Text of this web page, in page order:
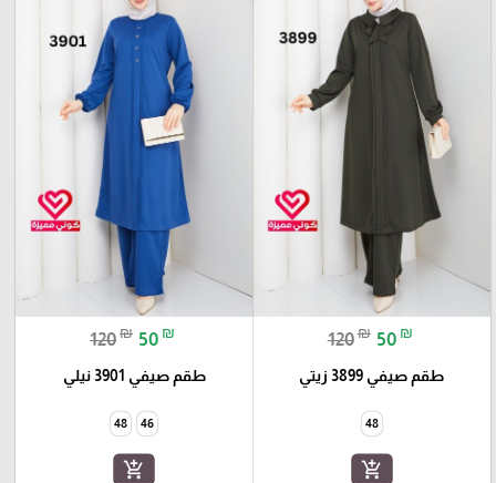
120₪ 50 ₪
طقم صيفي 3899 زيتي
48
add_shopping_cart
120₪ 50 ₪
طقم صيفي 3901 نيلي
46
48
add_shopping_cart